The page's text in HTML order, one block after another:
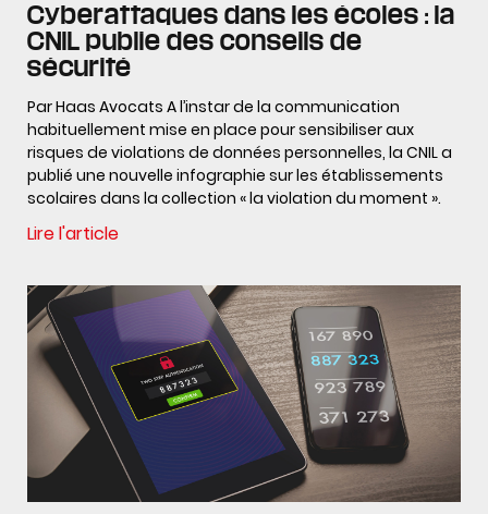
Cyberattaques dans les écoles : la
CNIL publie des conseils de
sécurité
Par Haas Avocats A l’instar de la communication
habituellement mise en place pour sensibiliser aux
risques de violations de données personnelles, la CNIL a
publié une nouvelle infographie sur les établissements
scolaires dans la collection « la violation du moment ».
Lire l'article